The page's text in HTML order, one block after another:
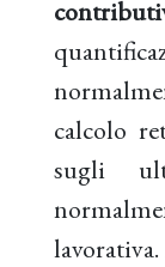
calcolo
sugli